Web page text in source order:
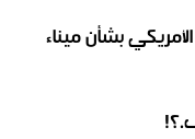
بشأن ميناء